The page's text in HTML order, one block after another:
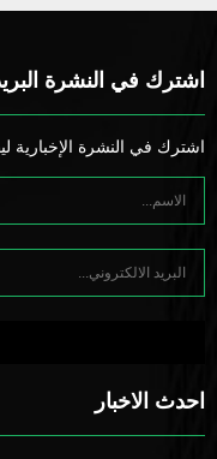
اشترك في النشرة
اشترك في النشرة الإخبارية
احدث الاخبار